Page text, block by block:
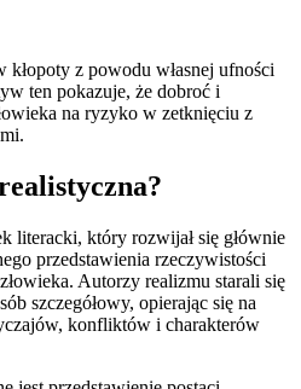
z powodu własnej ufności
ten pokazuje, że dobroć i
na ryzyko w zetknięciu z
literacki, który rozwijał się głównie
przedstawienia rzeczywistości
Autorzy realizmu starali się
szczegółowy, opierając się na
konfliktów i charakterów